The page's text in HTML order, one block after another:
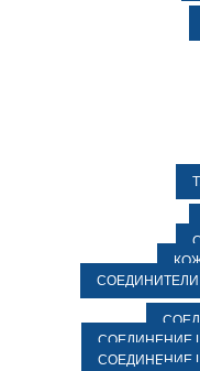
СОЕДИНИТЕЛИ
СОЕДИНЕНИЕ
СОЕДИНЕНИЕ